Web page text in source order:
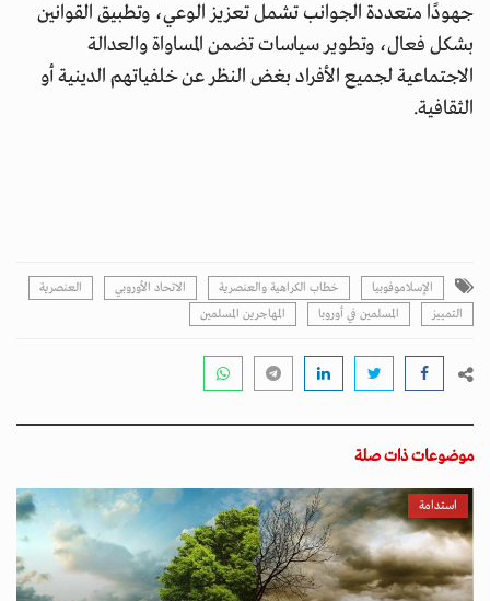
جهودًا متعددة الجوانب تشمل تعزيز الوعي، وتطبيق القوانين
بشكل فعال، وتطوير سياسات تضمن المساواة والعدالة
الاجتماعية لجميع الأفراد بغض النظر عن خلفياتهم الدينية أو
الثقافية.
الإسلاموفوبيا خطاب الكراهية والعنصرية الاتحاد الأوروبي
العنصرية
التمييز
المسلمين في أوروبا المهاجرين المسلمين
موضوعات ذات صلة
استدامة